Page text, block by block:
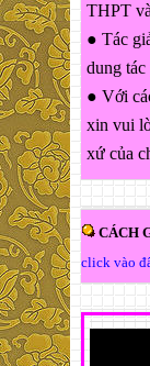
THPT
● Tác
dung tác
● Với
xin vui
xứ của
CÁCH
click vào